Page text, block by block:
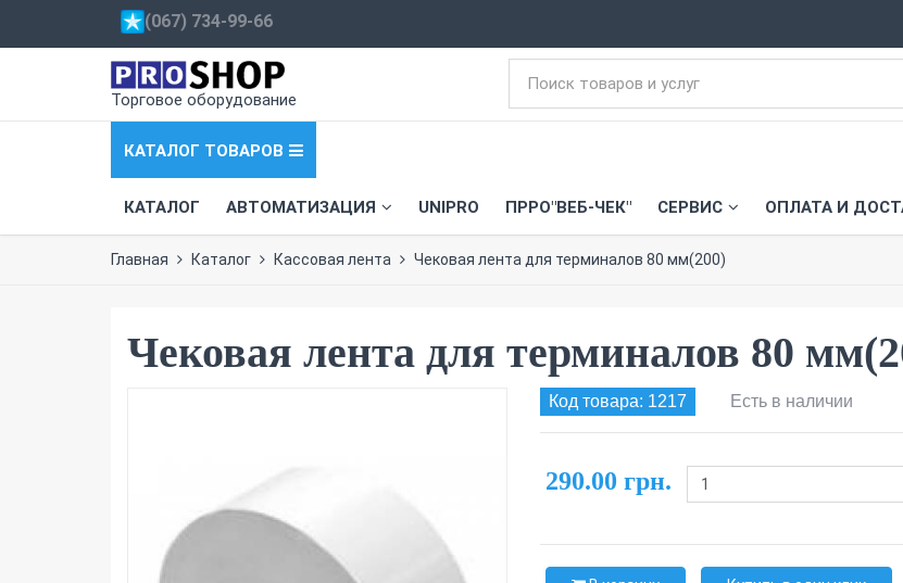
Торговое оборудование
КАТАЛОГ ТОВАРОВ
КАТАЛОГ АВТОМАТИЗАЦИЯ UNIPRO ПРРО"ВЕБ-ЧЕК" СЕРВИС ОПЛАТА И
(067) 734-99-66
Главная Каталог Кассовая лента Чековая лента для терминалов 80 мм(200)
Чековая лента для терминалов 80
Код товара: 1217 Есть в наличии
290.00 грн.